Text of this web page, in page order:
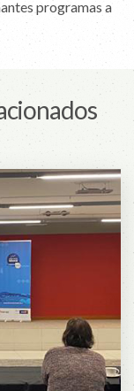
programas a